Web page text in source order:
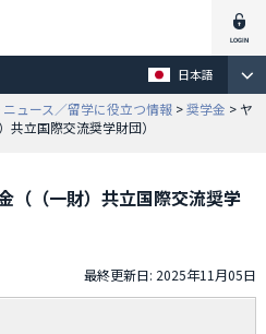
日本語
ニュース／留学に役立つ情報 >奨学金 > ヤ
共立国際交流奨学財団）
（（一財）共立国際交流奨学
最終更新日: 2025年11月05日